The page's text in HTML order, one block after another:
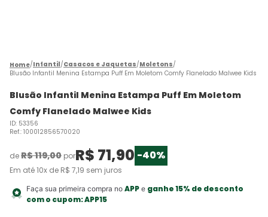
Infantil Casacos e Jaquetas Moletons
Blusão Infantil Menina Estampa Puff Em Moletom Comfy Flanelado Malwee Kids
Blusão Infantil Menina Estampa Puff Em Moletom
Comfy Flanelado Malwee Kids
ID: 53356
Ref.: 100012856570020
deR$119,00 porR$ 71,90 -40%
Em até10x de R$ 7,19 sem juros
Faça sua primeira compra no APPe ganhe 15% de desconto
com o cupom:APP15